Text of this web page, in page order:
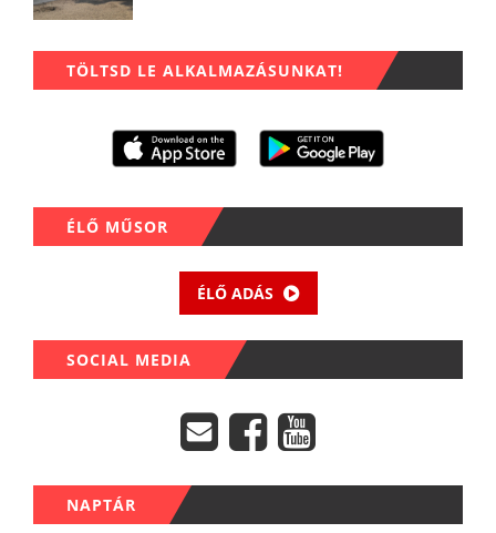
TÖLTSD LE ALKALMAZÁSUNKAT!
ÉLŐ MŰSOR
ÉLŐ ADÁS
SOCIAL MEDIA
NAPTÁR